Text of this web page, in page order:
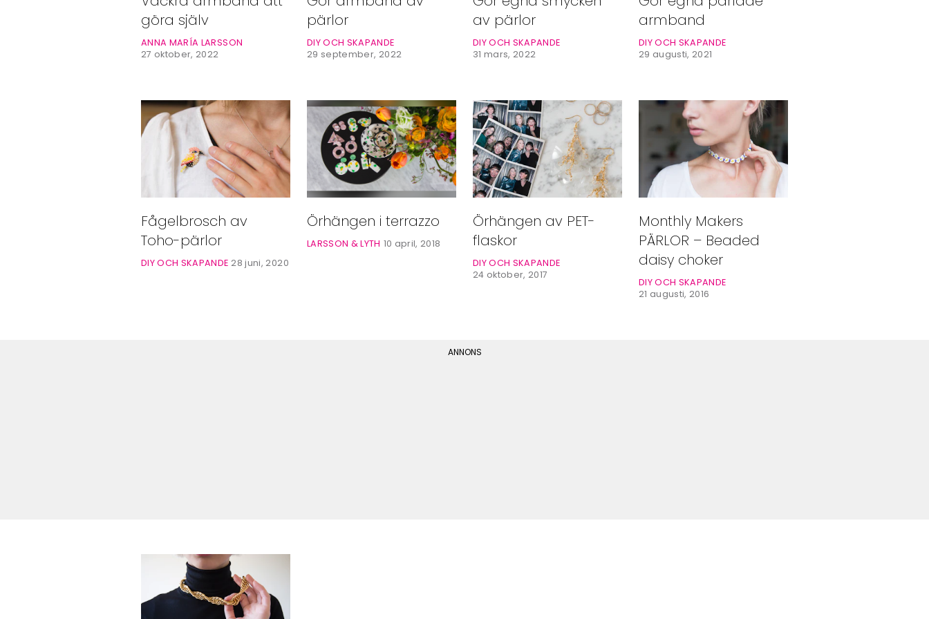
Shop
Alla Ämnen
Våra Skribenter
göra själv
ANNA MARÍA LARSSON
27 oktober, 2022
pärlor
DIY OCH SKAPANDE
29 september, 2022
av pärlor
DIY OCH SKAPANDE
31 mars, 2022
armband
DIY OCH SKAPANDE
29 augusti, 2021
Fågelbrosch av
Toho-pärlor
DIY OCH SKAPANDE 28 juni, 2020
Örhängen i terrazzo
LARSSON & LYTH 10 april, 2018
Örhängen av PET-
flaskor
DIY OCH SKAPANDE
24 oktober, 2017
Monthly Makers
PÄRLOR – Beaded
daisy choker
DIY OCH SKAPANDE
21 augusti, 2016